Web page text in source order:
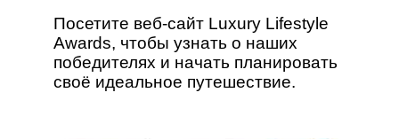
Посетите веб-сайт Luxury Lifestyle
Awards, чтобы узнать о наших
победителях и начать планировать
своё идеальное путешествие.